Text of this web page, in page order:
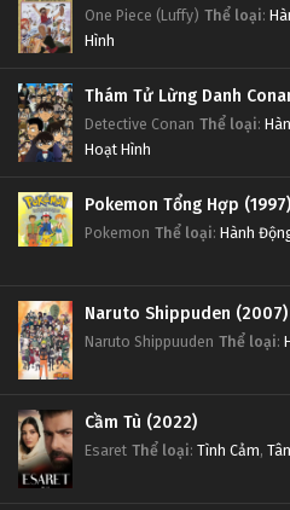
One Piece (Luffy) Thể loại:
Hình
Thám Tử Lừng Danh
Detective Conan Thể loại:
Hoạt Hình
Pokemon Tổng Hợp (1997)
Pokemon Thể loại: Hành
Naruto Shippuden (2007)
Naruto Shippuuden Thể loại:
Cầm Tù (2022)
Esaret Thể loại: Tình Cảm,